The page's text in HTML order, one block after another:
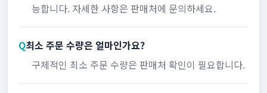
능합니다. 자세한 사항은 판매처에 문의하세요.
Q최소 주문 수량은 얼마인가요?
구체적인 최소 주문 수량은 판매처 확인이 필요합니다.